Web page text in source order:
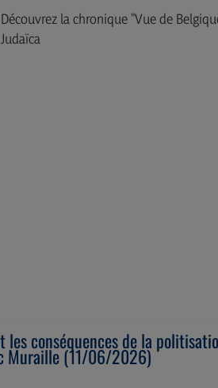
Découvrez la chronique "Vue de
Judaïca
les conséquences de la
Muraille (11/06/2026)